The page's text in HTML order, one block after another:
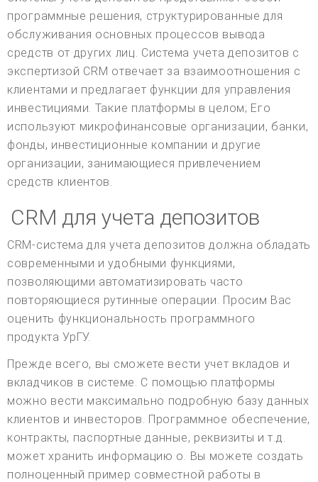
программные решения, структурированные для
обслуживания основных процессов вывода
средств от других лиц. Система учета депозитов с
экспертизой CRM отвечает за взаимоотношения с
клиентами и предлагает функции для управления
инвестициями. Такие платформы в целом; Его
используют микрофинансовые организации, банки,
фонды, инвестиционные компании и другие
организации, занимающиеся привлечением
средств клиентов.
CRM для учета депозитов
CRM-система для учета депозитов должна обладать
современными и удобными функциями,
позволяющими автоматизировать часто
повторяющиеся рутинные операции. Просим Вас
оценить функциональность программного
продукта УрГУ.
Прежде всего, вы сможете вести учет вкладов и
вкладчиков в системе. С помощью платформы
можно вести максимально подробную базу данных
клиентов и инвесторов. Программное обеспечение,
контракты, паспортные данные, реквизиты и т.д.
может хранить информацию о. Вы можете создать
полноценный пример совместной работы в